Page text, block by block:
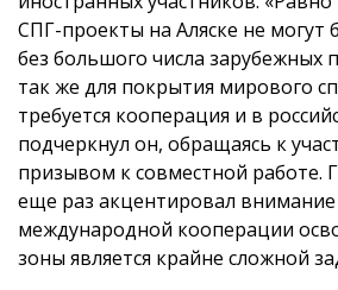
СПГ-проекты на Аляске не могут
без большого числа зарубежных
так же для покрытия мирового
требуется кооперация и в
подчеркнул он, обращаясь к
призывом к совместной работе.
еще раз акцентировал внимание
международной кооперации
зоны является крайне сложной